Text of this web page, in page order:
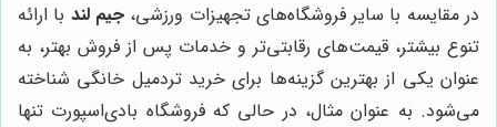
در مقایسه با سایر فروشگاه‌های تجهیزات ورزشی،جیم لند با ارائه
تنوع بیشتر، قیمت‌های رقابتی‌تر و خدمات پس از فروش بهتر، به
عنوان یکی از بهترین گزینه‌ها برای خرید تردمیل خانگی شناخته
می‌شود. به عنوان مثال، در حالی که فروشگاه بادی‌اسپورت تنها